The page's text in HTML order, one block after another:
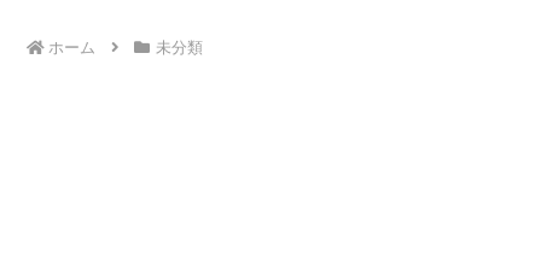
ホーム 未分類